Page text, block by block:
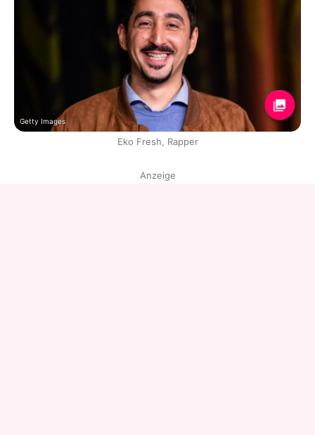
Getty Images
Eko Fresh, Rapper
Anzeige